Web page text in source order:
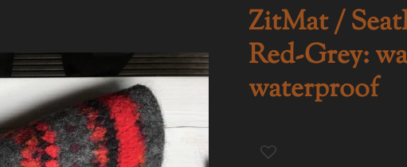
ZitMat /
Red-Grey:
waterproof